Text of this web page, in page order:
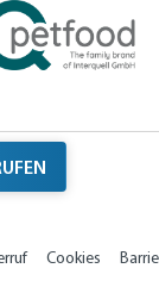
Cookies